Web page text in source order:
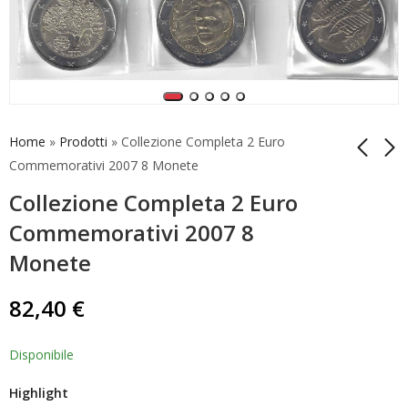
Home » Prodotti » Collezione Completa 2 Euro
Commemorativi 2007 8 Monete
Collezione Completa 2 Euro
Commemorativi 2007 8
Monete
Collezione Completa
Collezione Completa
82,40 €
Disponibile
Highlight